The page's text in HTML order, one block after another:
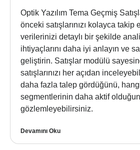
Optik Yazılım Tema Geçmiş
önceki satışlarınızı kolayca takip
verilerinizi detaylı bir şekilde
ihtiyaçlarını daha iyi anlayın ve
geliştirin. Satışlar modülü
satışlarınızı her açıdan
daha fazla talep gördüğünü,
segmentlerinin daha aktif
gözlemleyebilirsiniz.
Devamını Oku